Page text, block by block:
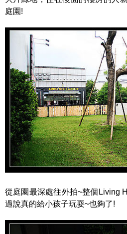
庭園!
從庭園最深處往外拍~整個Living
過說真的給小孩子玩耍~也夠了!